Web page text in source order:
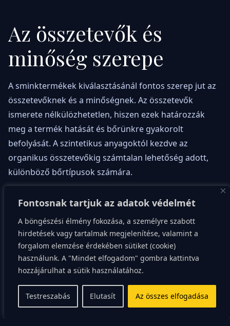
Fontosnak tartjuk az adatok védelmét
A böngészési élmény fokozása, a személyre szabott
hirdetések vagy tartalmak megjelenítése, valamint a
forgalom elemzése érdekében sütiket (cookie)
használunk. A "Mindet elfogadom" gombra kattintva
hozzájárulhat a sütik használatához.
Testreszabás Elutasít Az összes elfogadása
Az összetevők és
minőség szerepe
A sminktermékek kiválasztásánál fontos szerep jut az
összetevőknek és a minőségnek. Az összetevők
ismerete nélkülözhetetlen, hiszen ezek határozzák
meg a termék hatását és bőrünkre gyakorolt
befolyását. A szintetikus anyagoktól kezdve az
organikus összetevőkig számtalan lehetőség adott,
különböző bőrtípusok számára.
A minőségi sminktermékek jellemzően tartalmaznak
irritációt vagy allergiás reakciót. Kiemelten fontos,
hogy a használt összetevők biztonságosak legyenek.
Érdemes befektetni minőségi termékekbe, mert ezek
hosszútávon jobban beváltak és kevesebb kárt
okoznak a bőrön.